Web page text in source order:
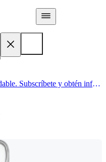
Acá comienza un estilo de vida saludable. Subscríbete y obtén información de primera mano